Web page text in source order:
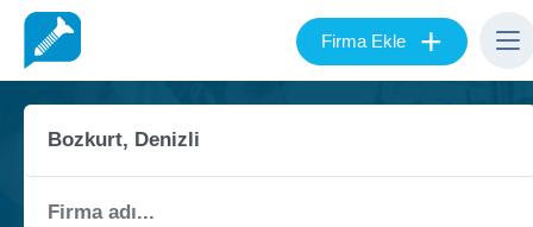
Firma Ekle +